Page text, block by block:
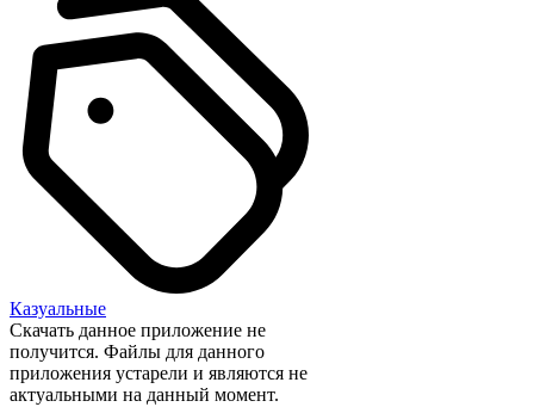
Казуальные
Скачать данное приложение не
получится. Файлы для данного
приложения устарели и являются не
актуальными на данный момент.